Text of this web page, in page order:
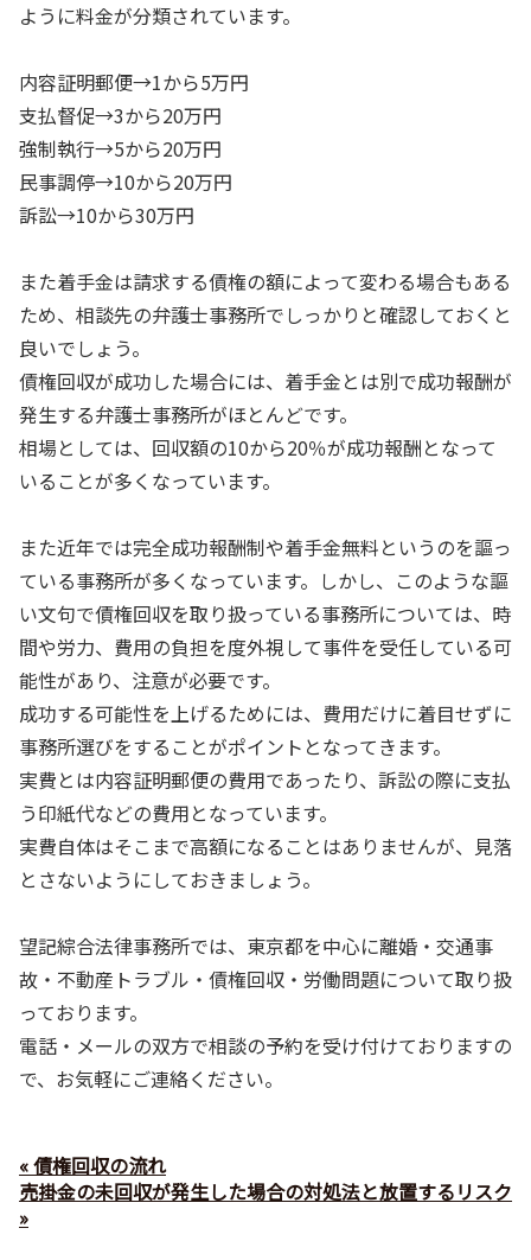
ように料金が分類されています。
内容証明郵便→1から5万円
支払督促→3から20万円
強制執行→5から20万円
民事調停→10から20万円
訴訟→10から30万円
また着手金は請求する債権の額によって変わる場合もある
ため、相談先の弁護士事務所でしっかりと確認しておくと
良いでしょう。
債権回収が成功した場合には、着手金とは別で成功報酬が
発生する弁護士事務所がほとんどです。
相場としては、回収額の10から20％が成功報酬となって
いることが多くなっています。
また近年では完全成功報酬制や着手金無料というのを謳っ
ている事務所が多くなっています。しかし、このような謳
い文句で債権回収を取り扱っている事務所については、時
間や労力、費用の負担を度外視して事件を受任している可
能性があり、注意が必要です。
成功する可能性を上げるためには、費用だけに着目せずに
事務所選びをすることがポイントとなってきます。
実費とは内容証明郵便の費用であったり、訴訟の際に支払
う印紙代などの費用となっています。
実費自体はそこまで高額になることはありませんが、見落
とさないようにしておきましょう。
望記綜合法律事務所では、東京都を中心に離婚・交通事
故・不動産トラブル・債権回収・労働問題について取り扱
っております。
電話・メールの双方で相談の予約を受け付けておりますの
で、お気軽にご連絡ください。
« 債権回収の流れ
売掛金の未回収が発生した場合の対処法と放置するリスク
»